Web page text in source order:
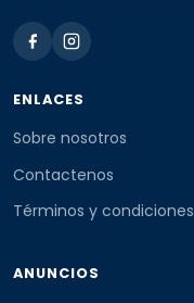
ENLACES
Sobre nosotros
Contactenos
Términos y condiciones
ANUNCIOS